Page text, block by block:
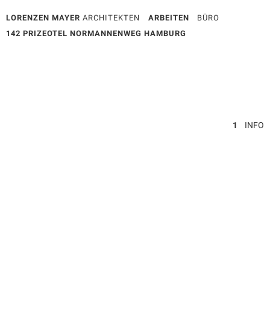
LORENZEN MAYER ARCHITEKTEN ARBEITEN
BÜRO
142 PRIZEOTEL NORMANNENWEG HAMBURG
1 INFO